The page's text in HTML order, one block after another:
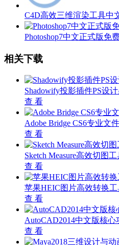
C4D高效三维渲染工具中
Photoshop7中文正式版免
相关下载
Shadowify投影插件PS设
查 看
Adobe Bridge CS6专业文
查 看
Sketch Measure高效切图工
查 看
苹果HEIC图片高效转换工
查 看
AutoCAD2014中文版核心
查 看